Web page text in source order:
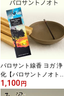
め三具足セット』ローソ
ク立て 香呂 花 仏具 真鍮
製 国産仏具 ミニ仏具 高
岡銅器 納骨堂
パロサント線香 ヨガ 浄
化【パロサントノオト
レギュラー寸】整える 送
料無料 香木 香 線香 線香
1,100円